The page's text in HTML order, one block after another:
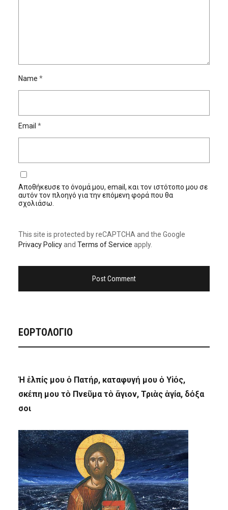
Name *
Email *
Αποθήκευσε το όνομά μου, email, και τον ιστότοπο μου σε
αυτόν τον πλοηγό για την επόμενη φορά που θα
σχολιάσω.
This site is protected by reCAPTCHA and the Google
Privacy Policyand Terms of Service apply.
ΕΟΡΤΟΛΟΓΙΟ
Ἡ ἐλπίς μου ὁ Πατήρ, καταφυγή μου ὁ Υἱός,
σκέπη μου τὸ Πνεῦμα τὸ ἅγιον, Τριὰς ἁγία, δόξα
σοι